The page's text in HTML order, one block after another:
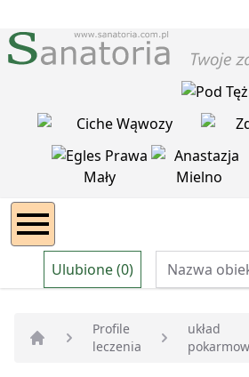
Ulubione (0)
Strona główna
Profile
leczenia
układ